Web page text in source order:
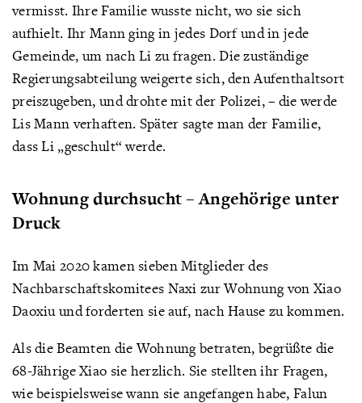
vermisst. Ihre Familie wusste nicht, wo sie sich
aufhielt. Ihr Mann ging in jedes Dorf und in jede
Gemeinde, um nach Li zu fragen. Die zuständige
Regierungsabteilung weigerte sich, den Aufenthaltsort
preiszugeben, und drohte mit der Polizei, – die werde
Lis Mann verhaften. Später sagte man der Familie,
dass Li „geschult“ werde.
Wohnung durchsucht – Angehörige unter
Druck
Im Mai 2020 kamen sieben Mitglieder des
Nachbarschaftskomitees Naxi zur Wohnung von Xiao
Daoxiu und forderten sie auf, nach Hause zu kommen.
Als die Beamten die Wohnung betraten, begrüßte die
68-Jährige Xiao sie herzlich. Sie stellten ihr Fragen,
wie beispielsweise wann sie angefangen habe, Falun